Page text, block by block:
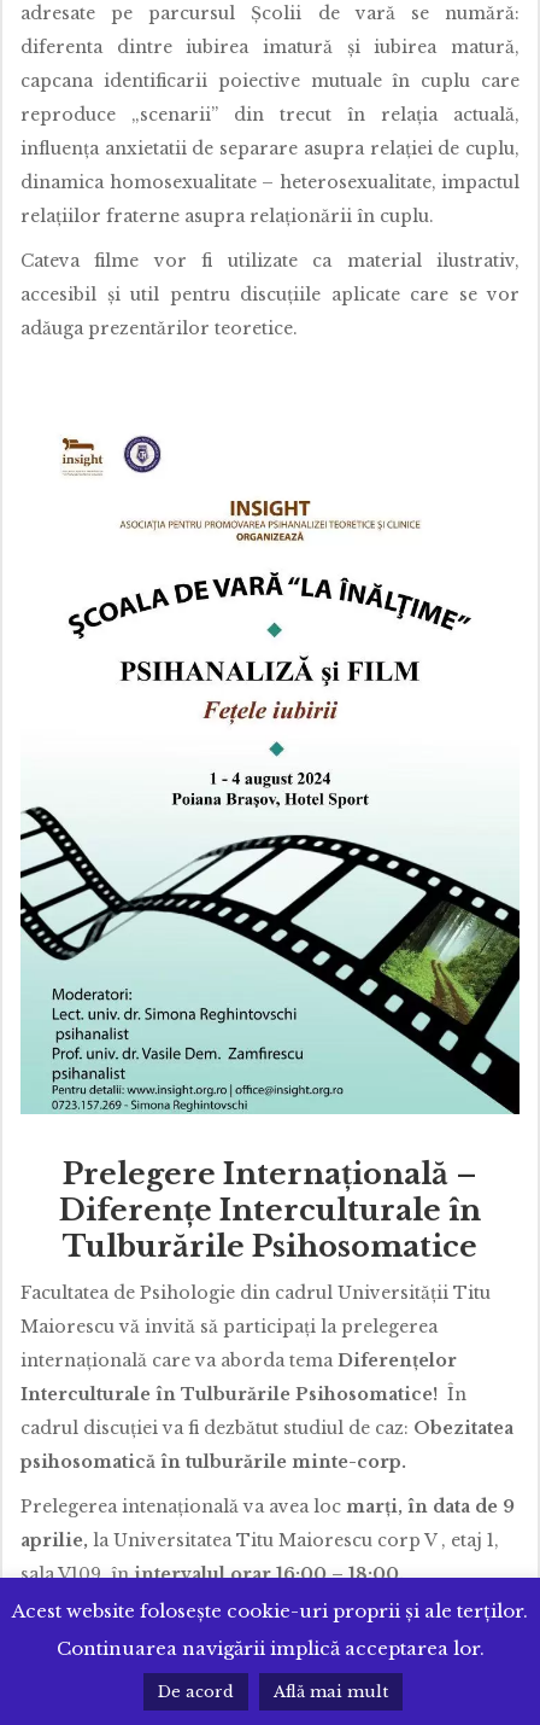
adresate pe parcursul Școlii de vară se numără:
diferenta dintre iubirea imatură și iubirea matură,
capcana identificarii poiective mutuale în cuplu care
reproduce „scenarii” din trecut în relația actuală,
influența anxietatii de separare asupra relației de cuplu,
dinamica homosexualitate – heterosexualitate, impactul
relațiilor fraterne asupra relaționării în cuplu.
Cateva filme vor fi utilizate ca material ilustrativ,
accesibil și util pentru discuțiile aplicate care se vor
adăuga prezentărilor teoretice.
Prelegere Internațională –
Diferențe Interculturale în
Tulburările Psihosomatice
Facultatea de Psihologie din cadrul Universității Titu
Maiorescu vă invită să participați la prelegerea
internațională care va aborda temaDiferențelor
Interculturale în Tulburările Psihosomatice! În
cadrul discuției va fi dezbătut studiul de caz: Obezitatea
psihosomatică în tulburările minte-corp.
Prelegerea intenațională va avea loc marți, în data de 9
aprilie, la Universitatea Titu Maiorescu corp V , etaj 1,
sala V109, înintervalul orar 16:00 – 18:00.
Invitatul nostru special esteProf. Dr. Hab Monika Bąk-
Sosnowska, director al Centrului de Psihosomatică și
Îngrijire Preventivă a Sănătății de la Universitatea WSB*
Acest website folosește cookie-uri proprii și ale terților.
Continuarea navigării implică acceptarea lor.
De acord Află mai mult